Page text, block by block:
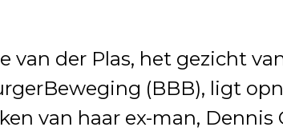
van der Plas, het gezicht
(BBB), ligt
van haar ex-man,